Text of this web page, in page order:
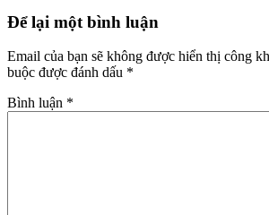
Để lại một bình luận
Email của bạn sẽ không được hiển thị công
buộc được đánh dấu *
Bình luận *